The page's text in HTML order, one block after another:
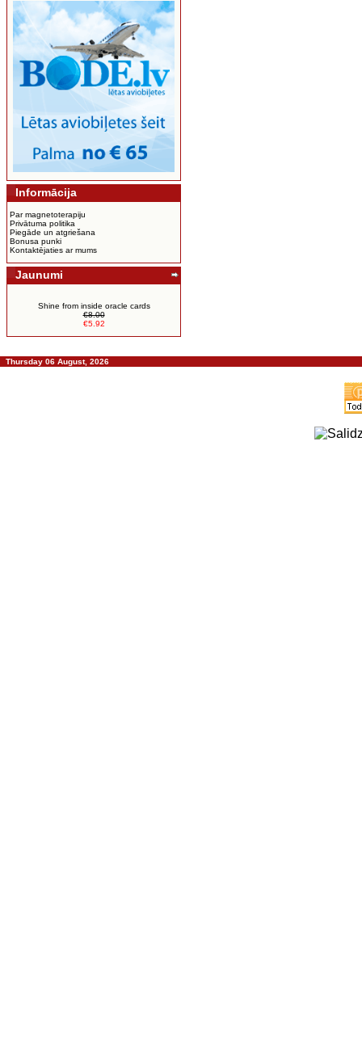
Informācija
Par magnetoterapiju
Privātuma politika
Piegāde un atgriešana
Bonusa punki
Kontaktējaties ar mums
Jaunumi
Shine from inside oracle cards
€8.00
€5.92
Thursday 06 August, 2026